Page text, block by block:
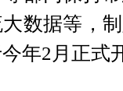
大数据等，
年2月正式